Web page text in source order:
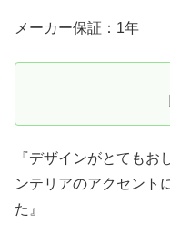
メーカー保証：1年
『デザインがとてもお
ンテリアのアクセント
た』